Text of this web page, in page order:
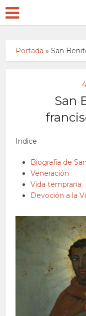
Portada »San
San
Indice
Biografía de
Veneración
Vida temprana
Devoción a la